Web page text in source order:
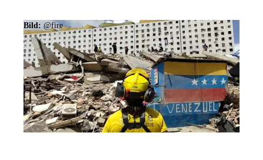
Bild: @fire